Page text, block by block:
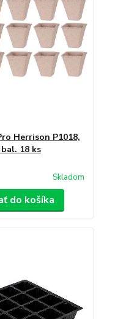
Herrison P1018,
18 ks
Skladom
do košíka